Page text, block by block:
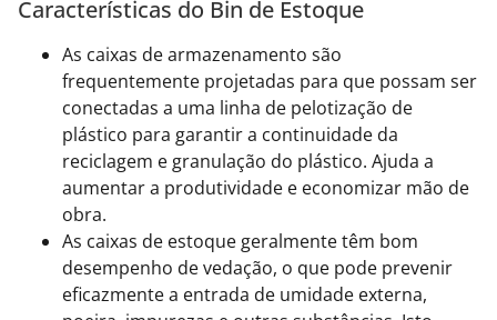
Características do Bin de Estoque
As caixas de armazenamento são
frequentemente projetadas para que possam ser
conectadas a uma linha de pelotização de
plástico para garantir a continuidade da
reciclagem e granulação do plástico. Ajuda a
aumentar a produtividade e economizar mão de
obra.
As caixas de estoque geralmente têm bom
desempenho de vedação, o que pode prevenir
eficazmente a entrada de umidade externa,